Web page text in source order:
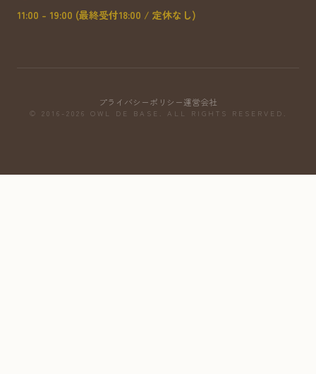
11:00 - 19:00 (最終受付18:00 / 定休なし)
プライバシーポリシー運営会社
© 2016-2026 OWL DE BASE. ALL RIGHTS RESERVED.